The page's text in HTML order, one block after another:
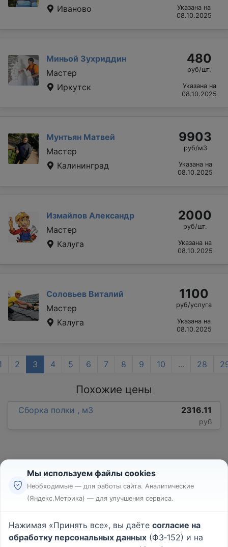
Иваново
Указана на
08.10.2025
Миньой Зухриддин
Мастер
Иркутск
480
руб/шт.
Указана на
08.10.2025
Мунтьян Матвей
Мастер
Калининград
9903
руб/м3
Указана на
08.10.2025
Измайлов Александр
Мастер
Калуга
2000
руб/шт.
Указана на
08.10.2025
Соловьев Виталий
Мастер
Калуга
1100
руб/услуга
Указана на
08.10.2025
2 3 4 5 6 7 8 9 10 ... 28
Похожие цены
Сборка полки , м3 2316.11
руб
Реклама
Пользовательское соглашение
Политика конфиденциальности
Мы используем файлы cookies
Необходимые — для работы сайта. Аналитические
(Яндекс.Метрика) — для улучшения сервиса.
Нажимая «Принять все», вы даёте согласие на
обработку персональных данных (ФЗ‑152) и на